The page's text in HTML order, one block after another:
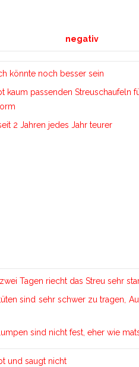
negativ
könnte noch besser sein
kaum passenden Streuschaufeln
2 Jahren jedes Jahr teurer
Tagen riecht das Streu sehr
sind sehr schwer zu tragen,
sind nicht fest, eher wie
und saugt nicht